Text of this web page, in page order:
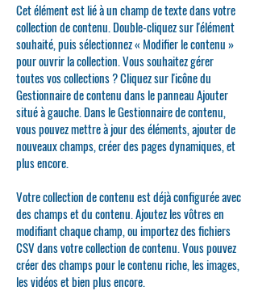
Cet élément est lié à un champ de texte dans votre
collection de contenu. Double-cliquez sur l'élément
souhaité, puis sélectionnez « Modifier le contenu »
pour ouvrir la collection. Vous souhaitez gérer
toutes vos collections ? Cliquez sur l'icône du
Gestionnaire de contenu dans le panneau Ajouter
situé à gauche. Dans le Gestionnaire de contenu,
vous pouvez mettre à jour des éléments, ajouter de
nouveaux champs, créer des pages dynamiques, et
plus encore.
Votre collection de contenu est déjà configurée avec
des champs et du contenu. Ajoutez les vôtres en
modifiant chaque champ, ou importez des fichiers
CSV dans votre collection de contenu. Vous pouvez
créer des champs pour le contenu riche, les images,
les vidéos et bien plus encore.